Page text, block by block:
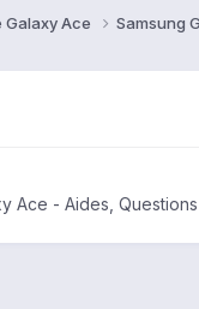
Galaxy Ace Samsung
Ace - Aides,